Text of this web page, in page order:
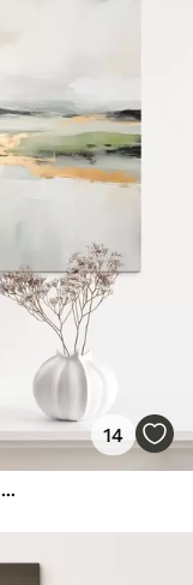
14
Paisaje abstracto con toques amarillos, una composición minimalista de tierra, agua y cielo, con colores apagados